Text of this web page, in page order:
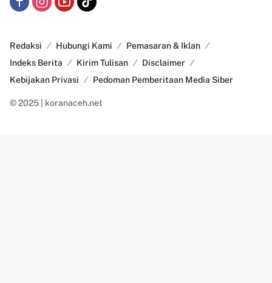
Redaksi Hubungi Kami
Pemasaran & Iklan
Indeks Berita
Kirim Tulisan
Disclaimer
Kebijakan Privasi
Pedoman Pemberitaan Media Siber
© 2025 | koranaceh.net